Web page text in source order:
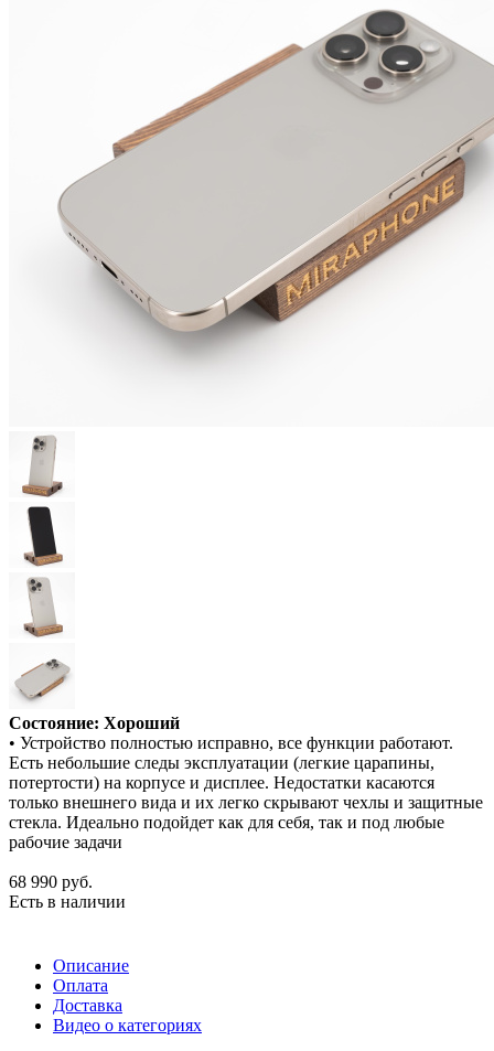
Состояние: Хороший
• Устройство полностью исправно, все функции работают.
Есть небольшие следы эксплуатации (легкие царапины,
потертости) на корпусе и дисплее. Недостатки касаются
только внешнего вида и их легко скрывают чехлы и защитные
стекла. Идеально подойдет как для себя, так и под любые
рабочие задачи
68 990 руб.
Есть в наличии
Описание
Оплата
Доставка
Видео о категориях